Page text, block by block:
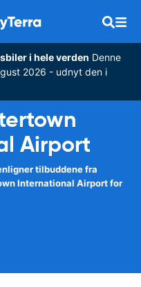
i hele verden Denne
2026 - udnyt den i
Airport
tilbuddene fra
International Airport for